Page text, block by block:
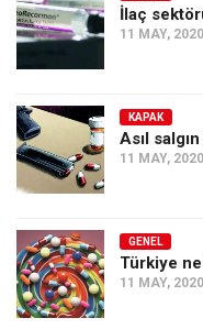
İlaç
11 MAY, 2020
KAPAK
Asıl
11 MAY, 2020
GENEL
Türkiye
11 MAY, 2020